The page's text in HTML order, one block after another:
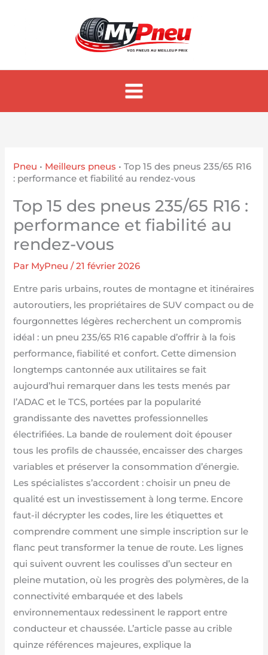
Pneu • Meilleurs pneus •Top 15 des pneus 235/65 R16
: performance et fiabilité au rendez-vous
Top 15 des pneus 235/65 R16 :
performance et fiabilité au
rendez-vous
Par MyPneu/21 février 2026
Entre paris urbains, routes de montagne et itinéraires
autoroutiers, les propriétaires de SUV compact ou de
fourgonnettes légères recherchent un compromis
idéal : un pneu 235/65 R16 capable d’offrir à la fois
performance, fiabilité et confort. Cette dimension
longtemps cantonnée aux utilitaires se fait
aujourd’hui remarquer dans les tests menés par
l’ADAC et le TCS, portées par la popularité
grandissante des navettes professionnelles
électrifiées. La bande de roulement doit épouser
tous les profils de chaussée, encaisser des charges
variables et préserver la consommation d’énergie.
Les spécialistes s’accordent : choisir un pneu de
qualité est un investissement à long terme. Encore
faut-il décrypter les codes, lire les étiquettes et
comprendre comment une simple inscription sur le
flanc peut transformer la tenue de route. Les lignes
qui suivent ouvrent les coulisses d’un secteur en
pleine mutation, où les progrès des polymères, de la
connectivité embarquée et des labels
environnementaux redessinent le rapport entre
conducteur et chaussée. L’article passe au crible
quinze références majeures, explique la